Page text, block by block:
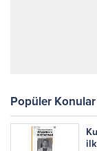
Popüler Konular
ilk